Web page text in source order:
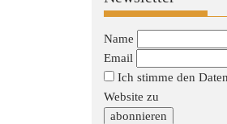
Name
Email
Ich stimme den
Website zu